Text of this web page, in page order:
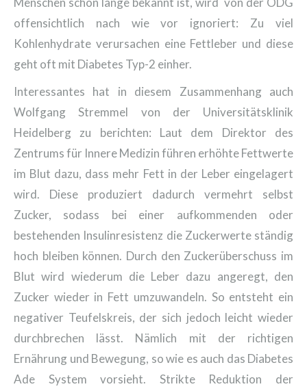
offensichtlich nach wie vor ignoriert: Zu viel
Kohlenhydrate verursachen eine Fettleber und diese
geht oft mit Diabetes Typ-2 einher.
Interessantes hat in diesem Zusammenhang auch
Wolfgang Stremmel von der Universitätsklinik
Heidelberg zu berichten: Laut dem Direktor des
Zentrums für Innere Medizin führen erhöhte Fettwerte
im Blut dazu, dass mehr Fett in der Leber eingelagert
wird. Diese produziert dadurch vermehrt selbst
Zucker, sodass bei einer aufkommenden oder
bestehenden Insulinresistenz die Zuckerwerte ständig
hoch bleiben können. Durch den Zuckerüberschuss im
Blut wird wiederum die Leber dazu angeregt, den
Zucker wieder in Fett umzuwandeln. So entsteht ein
negativer Teufelskreis, der sich jedoch leicht wieder
durchbrechen lässt. Nämlich mit der richtigen
Ernährung und Bewegung, so wie es auch das Diabetes
Ade System vorsieht. Strikte Reduktion der